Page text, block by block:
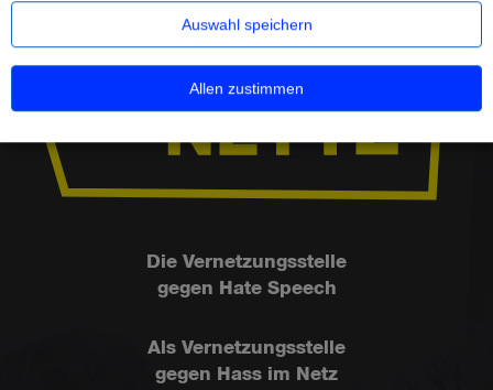
Die Vernetzungsstelle
gegen Hate Speech
Als Vernetzungsstelle
gegen Hass im Netz
Allen zustimmen
Auswahl speichern